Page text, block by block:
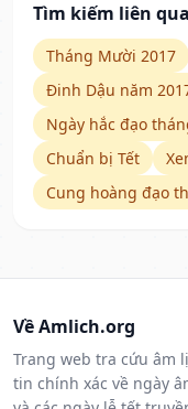
Tìm kiếm liên
Tháng Mười 2017
Đinh Dậu năm
Ngày hắc đạo
Chuẩn bị Tết
Cung hoàng đạo
Về Amlich.org
Trang web tra cứu âm
tin chính xác về ngày